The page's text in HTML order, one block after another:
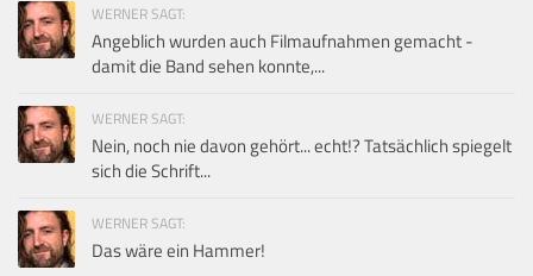
WERNER SAGT:
Angeblich wurden auch Filmaufnahmen gemacht -
damit die Band sehen konnte,...
WERNER SAGT:
Nein, noch nie davon gehört... echt!? Tatsächlich spiegelt
sich die Schrift...
WERNER SAGT:
Das wäre ein Hammer!